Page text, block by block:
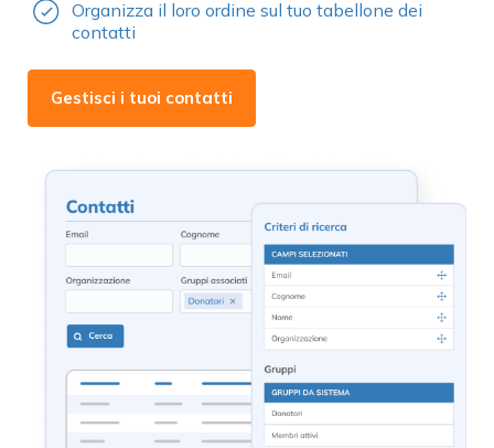
Organizza il loro ordine sul tuo tabellone dei
contatti
Gestisci i tuoi contatti